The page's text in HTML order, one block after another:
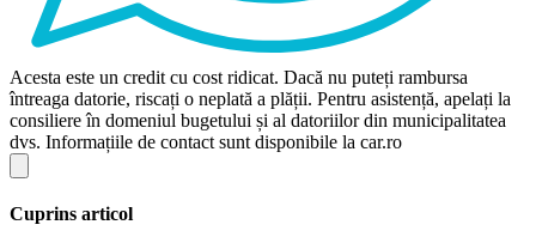
Acesta este un credit cu cost ridicat. Dacă nu puteți rambursa
întreaga datorie, riscați o neplată a plății. Pentru asistență, apelați la
consiliere în domeniul bugetului și al datoriilor din municipalitatea
dvs. Informațiile de contact sunt disponibile la car.ro
Cuprins articol